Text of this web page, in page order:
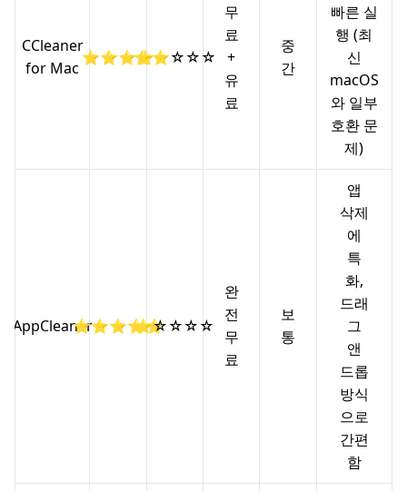
CCleaner
for Mac
⭐⭐⭐⭐⭐⭐☆☆☆
무
료
+
유
료
중
간
빠른 실
행 (최
신
macOS
와 일부
호환 문
제)
AppCleaner⭐⭐⭐⭐⭐⭐☆☆☆☆
완
전
무
료
보
통
앱
삭제
에
특
화,
드래
그
앤
드롭
방식
으로
간편
함